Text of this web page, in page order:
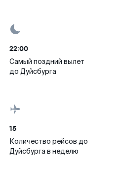
22:00
Самый поздний вылет
до Дуйсбурга
15
Количество рейсов до
Дуйсбурга в неделю